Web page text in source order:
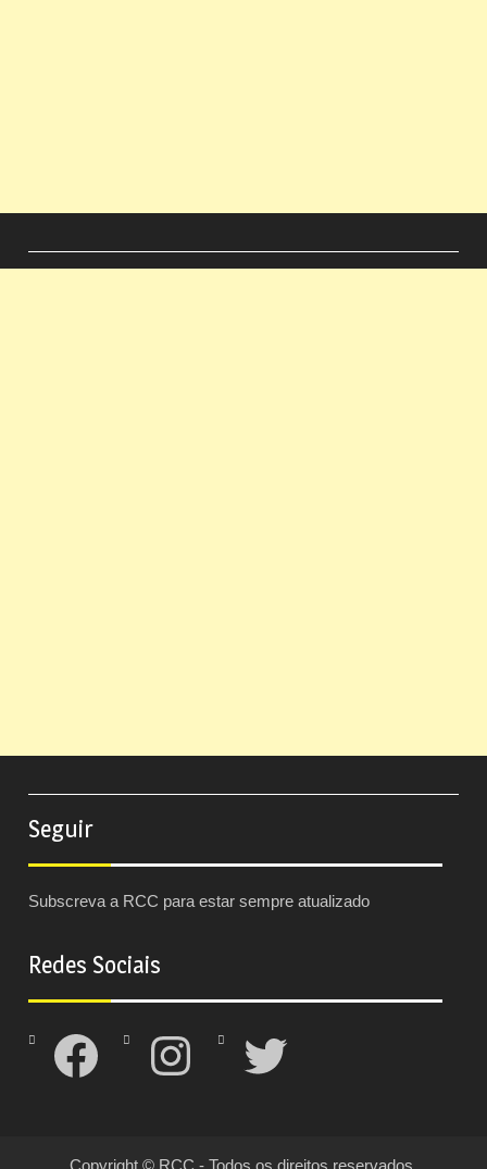
Seguir
Subscreva a RCC para estar sempre atualizado
Redes Sociais
Facebook Instagram Twitter
Copyright © RCC - Todos os direitos reservados.